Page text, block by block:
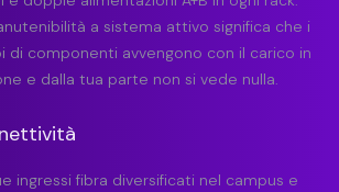
a sistema attivo significa che i
di componenti avvengono con il carico in
e dalla tua parte non si vede nulla.
ingressi fibra diversificati nel campus e